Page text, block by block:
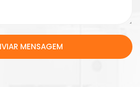
MENSAGEM